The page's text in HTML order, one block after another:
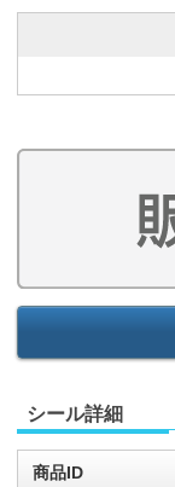
シール詳細
商品ID